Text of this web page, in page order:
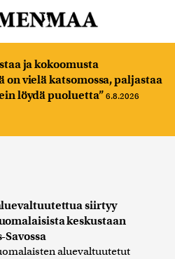
ja kokoomusta
on vielä katsomossa, paljastaa
löydä puoluetta” 6.8.2026
siirtyy
keskustaan
Savossa
aluevaltuutetut